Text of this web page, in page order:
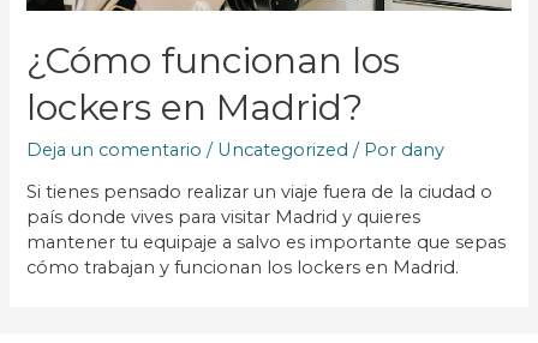
¿Cómo funcionan los
lockers en Madrid?
Deja un comentario / Uncategorized / Por dany
Si tienes pensado realizar un viaje fuera de la ciudad o
país donde vives para visitar Madrid y quieres
mantener tu equipaje a salvo es importante que sepas
cómo trabajan y funcionan los lockers en Madrid.